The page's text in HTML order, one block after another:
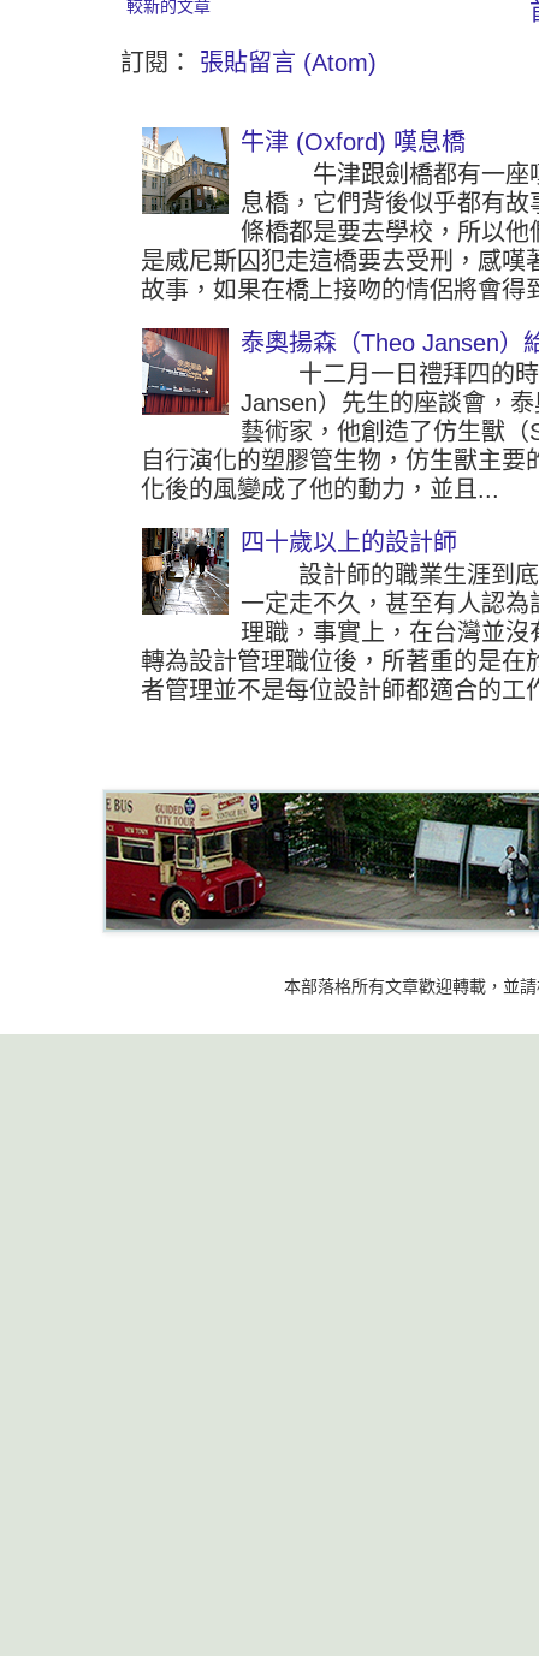
較新的文章
訂閱： 張貼留言 (Atom)
牛津 (Oxford) 嘆息橋
牛津跟劍橋都有一座嘆
息橋，它們背後似乎都有
條橋都是要去學校，所以
是威尼斯囚犯走這橋要去受刑，感
故事，如果在橋上接吻的情侶將會得
泰奧揚森（Theo Jansen）
十二月一日禮拜四的時
Jansen）先生的座談會，
藝術家，他創造了仿生獸
自行演化的塑膠管生物，仿生獸主
化後的風變成了他的動力，並且...
四十歲以上的設計師
設計師的職業生涯到底
一定走不久，甚至有人認
理職，事實上，在台灣並
轉為設計管理職位後，所著重的是
者管理並不是每位設計師都適合的工
本部落格所有文章歡迎轉載，並